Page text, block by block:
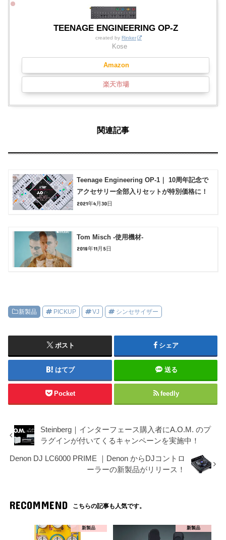
TEENAGE ENGINEERING OP-Z
created by Rinker
Kose
Amazon
楽天市場
関連記事
Teenage Engineering OP-1｜ 10周年記念で
アクセサリー全部入りセットが特別価格に！
2021年4月30日
Tom Misch -使用機材-
2018年11月5日
新製品 PICKUP VJ シンセサイザー
ポスト シェア
はてブ 送る
Pocket feedly
Steinberg｜インターフェース購入者にA.O.M. のプ
ラグインが付いてくるキャンペーンを実施中！
Denon DJ LC6000 PRIME ｜Denon からDJコントロ
ーラーの新製品がリリース！
RECOMMEND こちらの記事も人気です。
新製品 新製品